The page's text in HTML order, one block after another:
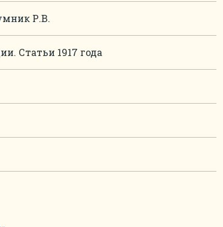
Р.В.
Статьи 1917 года